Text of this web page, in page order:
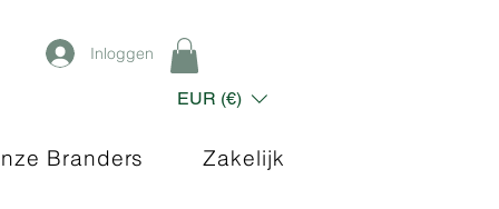
Inloggen
EUR (€)
Branders Zakelijk